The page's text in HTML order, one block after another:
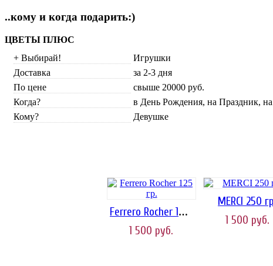
..кому и когда подарить:)
ЦВЕТЫ ПЛЮС
+ Выбирай!
Игрушки
Доставка
за 2-3 дня
По цене
свыше 20000 руб.
Когда?
в День Рождения, на Праздник,
Кому?
Девушке
Ferrero Rocher 125 гр.
1 500 руб.
MERCI 250
1 500 руб.